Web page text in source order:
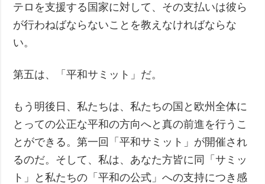
テロを支援する国家に対して、その支払いは彼ら
が行わねばならないことを教えなければならな
い。
第五は、「平和サミット」だ。
もう明後日、私たちは、私たちの国と欧州全体に
とっての公正な平和の方向へと真の前進を行うこ
とができる。第一回「平和サミット」が開催され
るのだ。そして、私は、あなた方皆に同「サミッ
ト」と私たちの「平和の公式」への支持につき感